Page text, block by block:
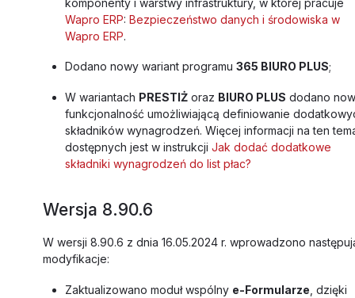
Wapro ERP: Bezpieczeństwo danych i środowiska w
Wapro ERP.
Dodano nowy wariant programu 365 BIURO PLUS;
W wariantach PRESTIŻ oraz BIURO PLUS dodano
funkcjonalność umożliwiającą definiowanie
składników wynagrodzeń. Więcej informacji na ten
dostępnych jest w instrukcji Jak dodać dodatkowe
składniki wynagrodzeń do list płac?
Wersja 8.90.6
W wersji 8.90.6 z dnia 16.05.2024 r. wprowadzono
modyfikacje:
Zaktualizowano moduł wspólny e-Formularze , dzięki